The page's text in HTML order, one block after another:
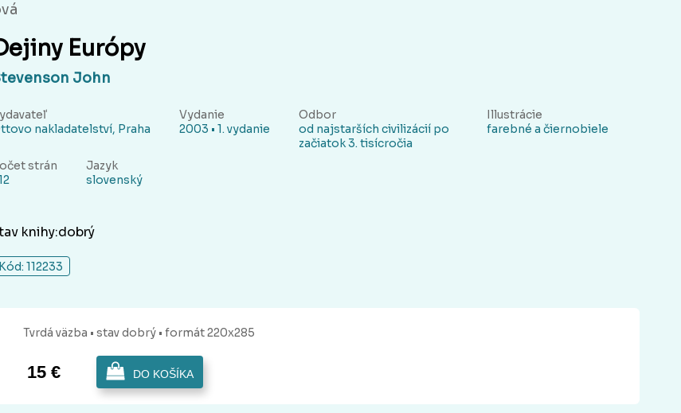
Európy
John
nakladatelství, Praha
Vydanie
2003 • 1. vydanie
Odbor
od najstarších civilizácií po
začiatok 3. tisícročia
Illustrácie
farebné a čiernobiele
strán
Jazyk
slovenský
knihy:dobrý
Kód: 112233
Tvrdá väzba • stav dobrý • formát 220x285
15 € DO KOŠÍKA